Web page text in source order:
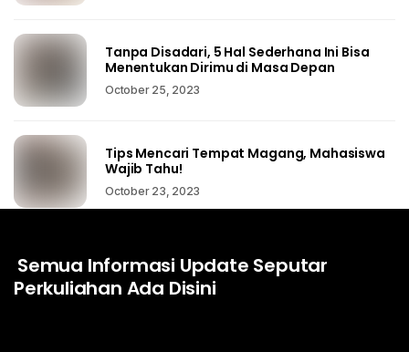
Tanpa Disadari, 5 Hal Sederhana Ini Bisa
Menentukan Dirimu di Masa Depan
October 25, 2023
Tips Mencari Tempat Magang, Mahasiswa
Wajib Tahu!
October 23, 2023
Semua Informasi Update Seputar
Perkuliahan Ada Disini